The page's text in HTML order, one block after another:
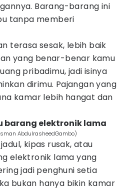
Barang-barang ini
tanpa memberi
terasa sesak, lebih baik
yang benar-benar kamu
pribadimu, jadi isinya
dirimu. Pajangan yang
kamar lebih hangat dan
barang elektronik lama
AbdulrasheedGambo)
jadul, kipas rusak, atau
elektronik lama yang
jadi penghuni setia
bukan hanya bikin kamar